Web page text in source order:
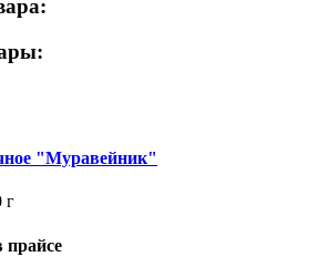
"Муравейник"
г
прайсе